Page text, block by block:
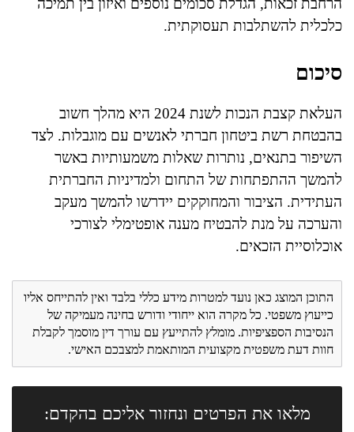
כלכלית להשתלבות תעסוקתית.
סיכום
העלאת קצבת הנכות לשנת 2024 היא מהלך חשוב
בהבטחת רשת ביטחון חברתי לאנשים עם מוגבלות. לצד
השיפור בתנאים, נותרות שאלות משמעותיות באשר
להמשך ההתפתחות של התחום ולמדיניות החברתית
העתידית. הציבור והמחוקקים יידרשו להמשך מעקב
והערכה על מנת להבטיח מענה אופטימלי לצורכי
אוכלוסיית הזכאים.
התוכן המוצג כאן נועד למטרות מידע כללי בלבד ואין להתייחס אליו
כייעוץ משפטי. כל מקרה הוא ייחודי ודורש בחינה מעמיקה של
הנסיבות הספציפיות. מומלץ להתייעץ עם עורך דין מוסמך לקבלת
חוות דעת משפטית מקצועית המותאמת למצבכם האישי.
מלאו את הפרטים ונחזור אליכם בהקדם: